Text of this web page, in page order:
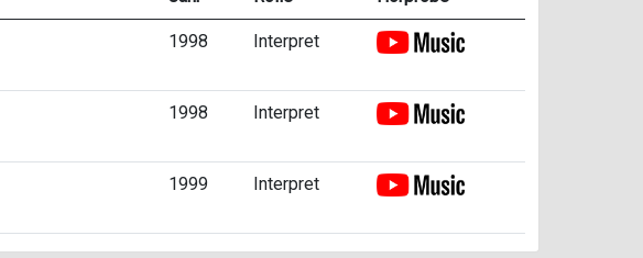
1998 Interpret
1998 Interpret
1999 Interpret